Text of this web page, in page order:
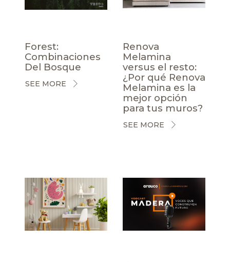
Forest:
Combinaciones
Del Bosque
SEE MORE
Renova
Melamina
versus el resto:
¿Por qué Renova
Melamina es la
mejor opción
para tus muros?
SEE MORE